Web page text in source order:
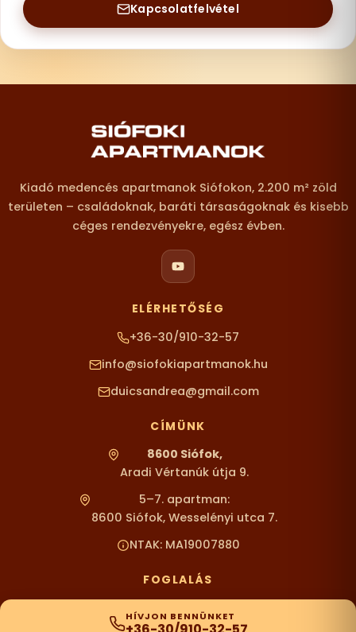
Kapcsolatfelvétel
Lábléc – elérhetőségek
Kiadó medencés apartmanok Siófokon, 2.200 m² zöld
területen – családoknak, baráti társaságoknak és kisebb
céges rendezvényekre, egész évben.
ELÉRHETŐSÉG
+36-30/910-32-57
info@siofokiapartmanok.hu
duicsandrea@gmail.com
CÍMÜNK
8600 Siófok,
Aradi Vértanúk útja 9.
5–7. apartman:
8600 Siófok, Wesselényi utca 7.
NTAK: MA19007880
FOGLALÁS
HÍVJON BENNÜNKET